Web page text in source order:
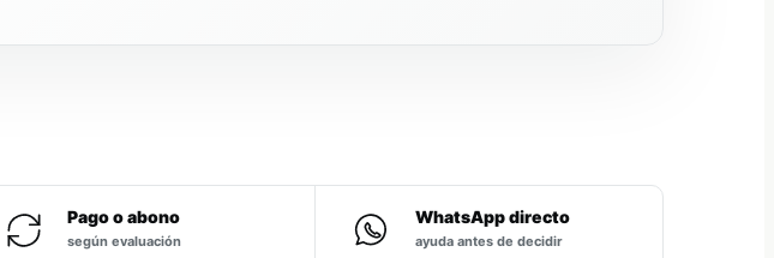
Pago o abono
según evaluación
WhatsApp directo
ayuda antes de decidir